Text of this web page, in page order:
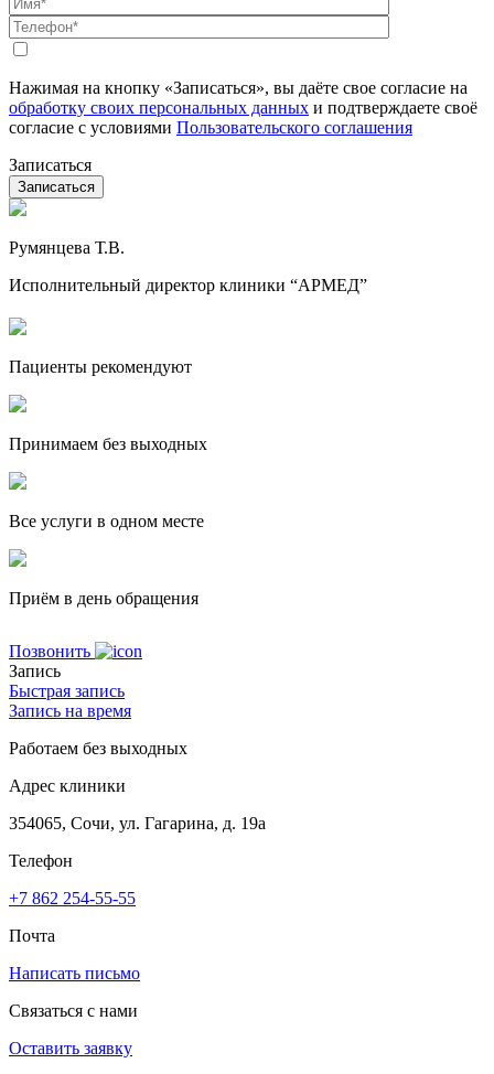
Нажимая на кнопку «Записаться», вы даёте свое согласие на
обработку своих персональных данных и подтверждаете своё
согласие с условиями Пользовательского соглашения
Записаться
Румянцева Т.В.
Исполнительный директор клиники “АРМЕД”
Пациенты рекомендуют
Принимаем без выходных
Все услуги в одном месте
Приём в день обращения
Позвонить
Запись
Быстрая запись
Запись на время
Работаем без выходных
Адрес клиники
354065, Сочи, ул. Гагарина, д. 19а
Телефон
+7 862 254-55-55
Почта
Написать письмо
Связаться с нами
Оставить заявку